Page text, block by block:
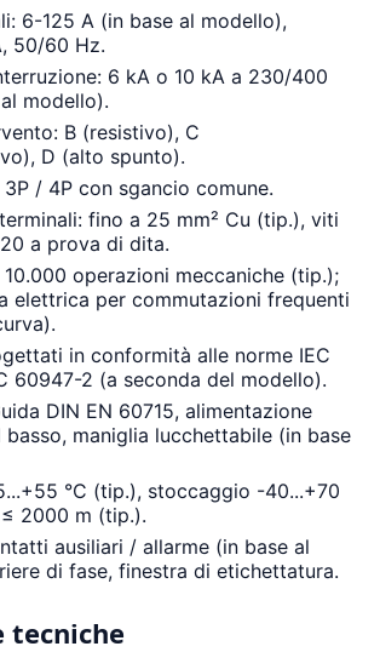
6-125 A (in base al modello),
50/60 Hz.
6 kA o 10 kA a 230/400
modello).
B (resistivo), C
D (alto spunto).
3P / 4P con sgancio comune.
fino a 25 mm² Cu (tip.), viti
a prova di dita.
10.000 operazioni meccaniche (tip.);
elettrica per commutazioni frequenti
in conformità alle norme IEC
60947-2 (a seconda del modello).
DIN EN 60715, alimentazione
maniglia lucchettabile (in base
°C (tip.), stoccaggio -40...+70
2000 m (tip.).
ausiliari / allarme (in base al
di fase, finestra di etichettatura.
tecniche